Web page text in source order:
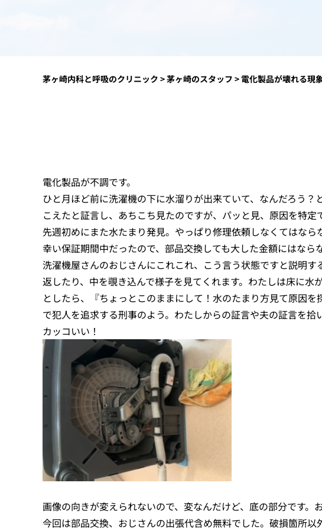
茅ヶ崎内科と呼吸のクリニック >茅ヶ崎のスタッフ >電化製品が壊れる現
電化製品が不調です。
ひと月ほど前に洗濯機の下に水溜りが出来ていて、なんだろう
こえたと証言し、あちこち見たのですが、パッと見、原因を特定
先週初めにまた水たまり発見。やっぱり修理依頼しなくてはなら
幸い保証期間中だったので、部品交換しても大した金額にはなら
洗濯機屋さんのおじさんにこれこれ、こう言う状態ですと説明
返したり、中を覗き込んで様子を見てくれます。わたしは床に水
としたら、『ちょっとこのままにして！水のたまり方見て原因
で犯人を追求する刑事のよう。わたしからの証言や夫の証言を拾
カッコいい！
画像の向きが変えられないので、変なんだけど、底の部分です。
今回は部品交換、おじさんの出張代含め無料でした。破損箇所